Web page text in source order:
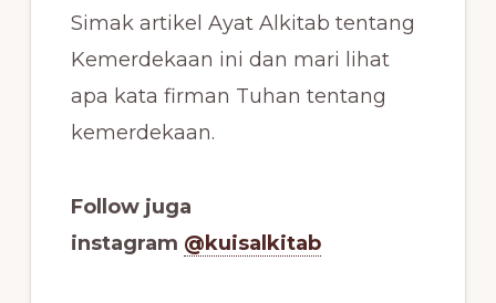
Simak artikel Ayat Alkitab tentang
Kemerdekaan ini dan mari lihat
apa kata firman Tuhan tentang
kemerdekaan.
Follow juga
instagram @kuisalkitab